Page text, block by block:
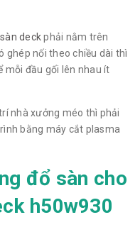
sàn deckphải nằm trên
ghép nối theo chiều dài thì
đầu gối lên nhau ít
nhà xưởng méo thì phải
bằng máy cắt plasma
đổ sàn cho
h50w930